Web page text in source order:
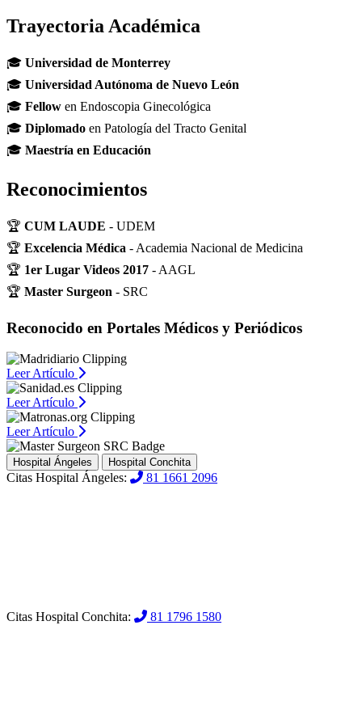
Trayectoria Académica
🎓 Universidad de Monterrey
🎓 Universidad Autónoma de Nuevo León
🎓 Fellow en Endoscopia Ginecológica
🎓 Diplomado en Patología del Tracto Genital
🎓 Maestría en Educación
Reconocimientos
🏆 CUM LAUDE - UDEM
🏆 Excelencia Médica - Academia Nacional de Medicina
🏆 1er Lugar Videos 2017 - AAGL
🏆 Master Surgeon - SRC
Reconocido en Portales Médicos y Periódicos
Leer Artículo
Leer Artículo
Leer Artículo
Hospital Ángeles Hospital Conchita
Citas Hospital Ángeles: 81 1661 2096
Citas Hospital Conchita: 81 1796 1580